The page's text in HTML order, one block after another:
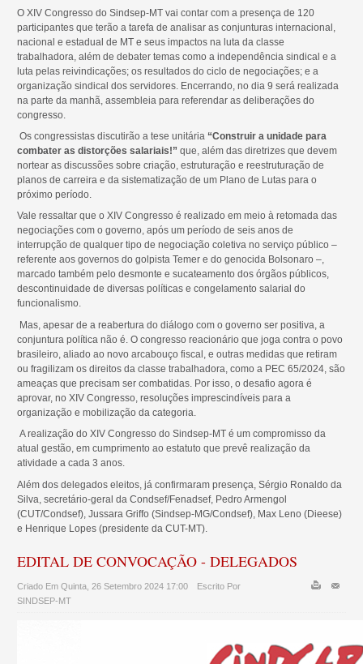
O XIV Congresso do Sindsep-MT vai contar com a presença de 120
participantes que terão a tarefa de analisar as conjunturas internacional,
nacional e estadual de MT e seus impactos na luta da classe
trabalhadora, além de debater temas como a independência sindical e a
luta pelas reivindicações; os resultados do ciclo de negociações; e a
organização sindical dos servidores. Encerrando, no dia 9 será realizada
na parte da manhã, assembleia para referendar as deliberações do
congresso.
Os congressistas discutirão a tese unitária “Construir a unidade para
combater as distorções salariais!” que, além das diretrizes que devem
nortear as discussões sobre criação, estruturação e reestruturação de
planos de carreira e da sistematização de um Plano de Lutas para o
próximo período.
Vale ressaltar que o XIV Congresso é realizado em meio à retomada das
negociações com o governo, após um período de seis anos de
interrupção de qualquer tipo de negociação coletiva no serviço público –
referente aos governos do golpista Temer e do genocida Bolsonaro –,
marcado também pelo desmonte e sucateamento dos órgãos públicos,
descontinuidade de diversas políticas e congelamento salarial do
funcionalismo.
Mas, apesar de a reabertura do diálogo com o governo ser positiva, a
conjuntura política não é. O congresso reacionário que joga contra o povo
brasileiro, aliado ao novo arcabouço fiscal, e outras medidas que retiram
ou fragilizam os direitos da classe trabalhadora, como a PEC 65/2024, são
ameaças que precisam ser combatidas. Por isso, o desafio agora é
aprovar, no XIV Congresso, resoluções imprescindíveis para a
organização e mobilização da categoria.
A realização do XIV Congresso do Sindsep-MT é um compromisso da
atual gestão, em cumprimento ao estatuto que prevê realização da
atividade a cada 3 anos.
Além dos delegados eleitos, já confirmaram presença, Sérgio Ronaldo da
Silva, secretário-geral da Condsef/Fenadsef, Pedro Armengol
(CUT/Condsef), Jussara Griffo (Sindsep-MG/Condsef), Max Leno (Dieese)
e Henrique Lopes (presidente da CUT-MT).
EDITAL DE CONVOCAÇÃO - DELEGADOS
Criado Em Quinta, 26 Setembro 2024 17:00
Escrito Por
SINDSEP-MT